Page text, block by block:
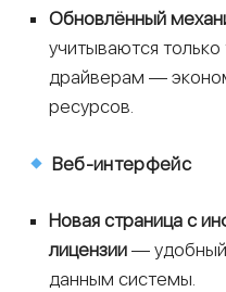
Обновлённый
учитываются
драйверам —
ресурсов.
Веб-интерфейс
Новая страница с
лицензии —
данным системы.